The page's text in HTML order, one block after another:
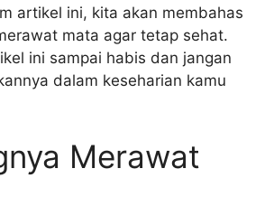
artikel ini, kita akan membahas
mata agar tetap sehat.
ini sampai habis dan jangan
dalam keseharian kamu
Merawat